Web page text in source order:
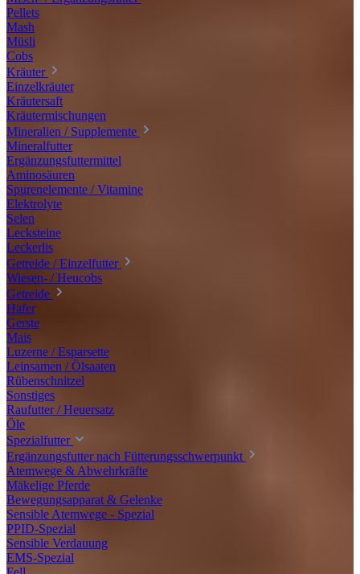
Pellets
Mash
Müsli
Cobs
Kräuter
Einzelkräuter
Kräutersaft
Kräutermischungen
Mineralien / Supplemente
Mineralfutter
Ergänzungsfuttermittel
Aminosäuren
Spurenelemente / Vitamine
Elektrolyte
Selen
Lecksteine
Leckerlis
Getreide / Einzelfutter
Wiesen- / Heucobs
Getreide
Hafer
Gerste
Mais
Luzerne / Esparsette
Leinsamen / Ölsaaten
Rübenschnitzel
Sonstiges
Raufutter / Heuersatz
Öle
Spezialfutter
Ergänzungsfutter nach Fütterungsschwerpunkt
Atemwege & Abwehrkräfte
Mäkelige Pferde
Bewegungsapparat & Gelenke
Sensible Atemwege - Spezial
PPID-Spezial
Sensible Verdauung
EMS-Spezial